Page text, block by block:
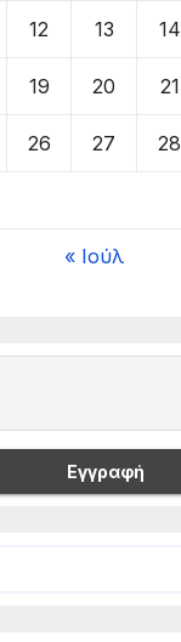
12 13 14
19 20 21
26 27 28
« Ιούλ